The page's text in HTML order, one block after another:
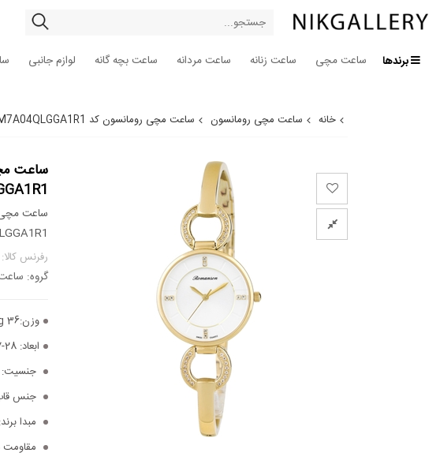
برندها ساعت مچی ساعت زنانه ساعت مردانه ساعت بچه گانه لوازم جانبی
خانه ساعت مچی رومانسون ساعت مچی رومانسون کد RM7A04QLGGA1R1
ساعت
ساعت مچی
رفرنس کالا: RM7A04QLGGA1R1
گروه:
وزن:36 g
ابعاد:
جنسیت:
جنس
مبدا برند:
مقاومت